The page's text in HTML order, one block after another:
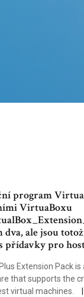
program
VirtuaBoxu
ale jsou
přídavky pro
Extension Pack
that supports the
virtual machines.